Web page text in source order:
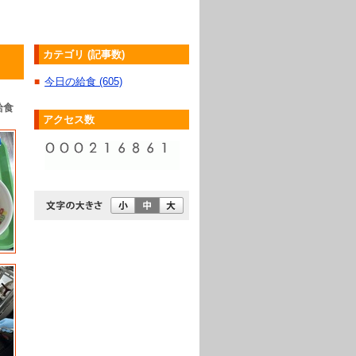
食
カテゴリ (記事数)
■ 今日の給食 (605)
アクセス数